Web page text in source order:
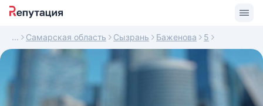
Самарская область Сызрань Баженова 5